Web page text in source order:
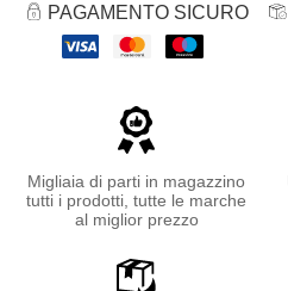
PAGAMENTO SICURO
Migliaia di parti in magazzino
tutti i prodotti, tutte le marche
al miglior prezzo